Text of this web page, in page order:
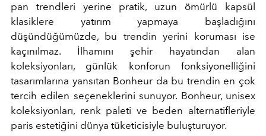
pan trendleri yerine pratik, uzun ömürlü kapsül
klasiklere yatırım yapmaya başladığını
düşündüğümüzde, bu trendin yerini koruması ise
kaçınılmaz. İlhamını şehir hayatından alan
koleksiyonları, günlük konforun fonksiyonelliğini
tasarımlarına yansıtan Bonheur da bu trendin en çok
tercih edilen seçeneklerini sunuyor. Bonheur, unisex
koleksiyonları, renk paleti ve beden alternatifleriyle
paris estetiğini dünya tüketicisiyle buluşturuyor.